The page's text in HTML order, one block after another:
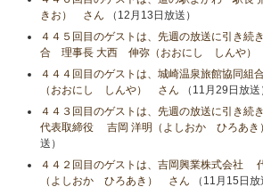
きお） さん （12月13日放送）
４４５回目のゲストは、先週の放送に引き続
合 理事長 大西 伸弥（おおにし しんや）
４４４回目のゲストは、城崎温泉旅館協同
（おおにし しんや） さん （11月29日放送
４４３回目のゲストは、先週の放送に引き
代表取締役 吉岡 洋明（よしおか ひろあ
送）
４４２回目のゲストは、吉岡興業株式会社
（よしおか ひろあき） さん （11月15日放